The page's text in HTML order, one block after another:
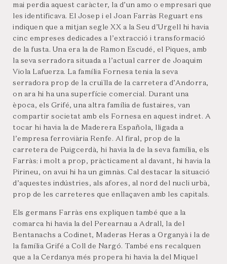
mai perdia aquest caràcter, la d’un amo o empresari que
les identificava. El Josep i el Joan Farràs Reguart ens
indiquen que a mitjan segle XX a la Seu d’Urgell hi havia
cinc empreses dedicades a l’extracció i transformació
de la fusta. Una era la de Ramon Escudé, el Piques, amb
la seva serradora situada a l’actual carrer de Joaquim
Viola Lafuerza. La família Fornesa tenia la seva
serradora prop de la cruïlla de la carretera d’Andorra,
on ara hi ha una superfície comercial. Durant una
època, els Grifé, una altra família de fustaires, van
compartir societat amb els Fornesa en aquest indret. A
tocar hi havia la de Maderera Española, lligada a
l’empresa ferroviària Renfe. Al firal, prop de la
carretera de Puigcerdà, hi havia la de la seva família, els
Farràs; i molt a prop, pràcticament al davant, hi havia la
Pirineu, on avui hi ha un gimnàs. Cal destacar la situació
d’aquestes indústries, als afores, al nord del nucli urbà,
prop de les carreteres que enllaçaven amb les capitals.
Els germans Farràs ens expliquen també que a la
comarca hi havia la del Perearnau a Adrall, la del
Bentanachs a Codinet, Maderas Heras a Organyà i la de
la família Grifé a Coll de Nargó. També ens recalquen
que a la Cerdanya més propera hi havia la del Miquel